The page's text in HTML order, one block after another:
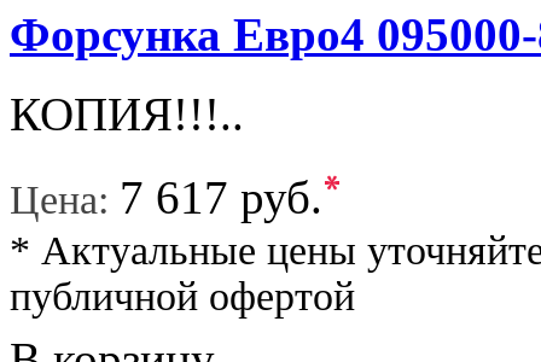
Форсунка Евро4
КОПИЯ!!!..
Цена: 7 617 руб.*
* Актуальные цены
публичной офертой